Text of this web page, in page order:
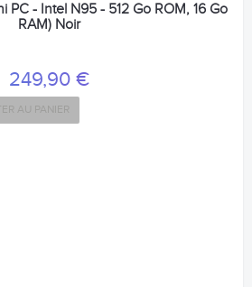
PC - Intel N95 - 512 Go ROM, 16 Go
RAM) Noir
249,90 €
AU PANIER